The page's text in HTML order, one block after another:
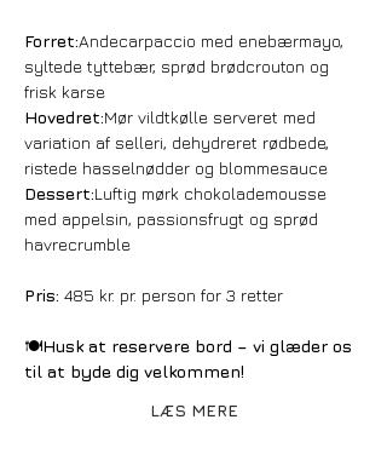
Forret:Andecarpaccio med enebærmayo,
syltede tyttebær, sprød brødcrouton og
frisk karse
Hovedret:Mør vildtkølle serveret med
variation af selleri, dehydreret rødbede,
ristede hasselnødder og blommesauce
Dessert:Luftig mørk chokolademousse
med appelsin, passionsfrugt og sprød
havrecrumble
Pris: 485 kr. pr. person for 3 retter
🍽️Husk at reservere bord – vi glæder os
til at byde dig velkommen!
LÆS MERE